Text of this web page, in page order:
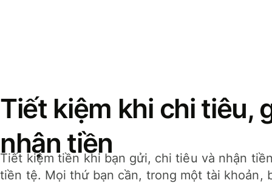
Tiết kiệm khi chi tiêu,
nhận tiền
Tiết kiệm tiền khi bạn gửi, chi tiêu và nhận
tiền tệ. Mọi thứ bạn cần, trong một tài khoản,